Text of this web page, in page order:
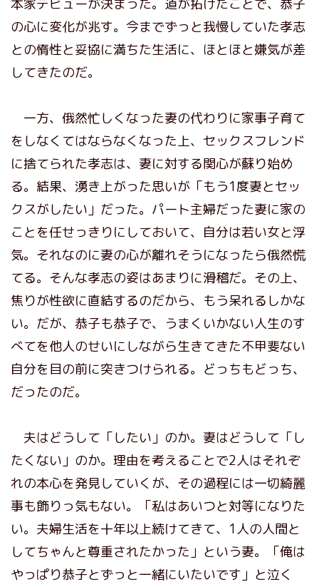
本家デビューが決まった。道が拓けたことで、恭子
の心に変化が兆す。今までずっと我慢していた孝志
との惰性と妥協に満ちた生活に、ほとほと嫌気が差
してきたのだ。
一方、俄然忙しくなった妻の代わりに家事子育て
をしなくてはならなくなった上、セックスフレンド
に捨てられた孝志は、妻に対する関心が蘇り始め
る。結果、湧き上がった思いが「もう1度妻とセッ
クスがしたい」だった。パート主婦だった妻に家の
ことを任せっきりにしておいて、自分は若い女と浮
気。それなのに妻の心が離れそうになったら俄然慌
てる。そんな孝志の姿はあまりに滑稽だ。その上、
焦りが性欲に直結するのだから、もう呆れるしかな
い。だが、恭子も恭子で、うまくいかない人生のす
べてを他人のせいにしながら生きてきた不甲斐ない
自分を目の前に突きつけられる。どっちもどっち、
だったのだ。
夫はどうして「したい」のか。妻はどうして「し
たくない」のか。理由を考えることで2人はそれぞ
れの本心を発見していくが、その過程には一切綺麗
事も飾りっ気もない。「私はあいつと対等になりた
い。夫婦生活を十年以上続けてきて、1人の人間と
してちゃんと尊重されたかった」という妻。「俺は
やっぱり恭子とずっと一緒にいたいです」と泣く